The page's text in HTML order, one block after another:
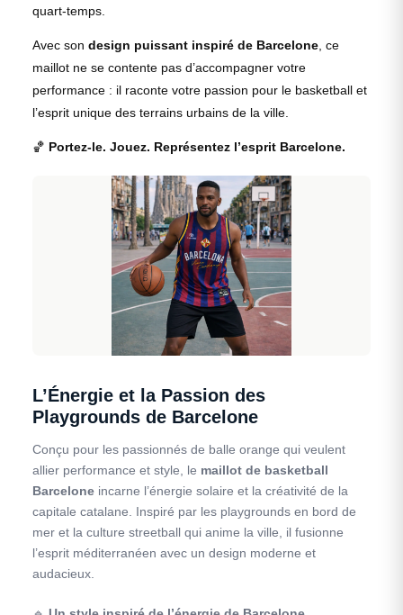
quart-temps.
Avec son design puissant inspiré de Barcelone , ce
maillot ne se contente pas d’accompagner votre
performance : il raconte votre passion pour le basketball et
l’esprit unique des terrains urbains de la ville.
🏀 Portez-le. Jouez. Représentez l’esprit Barcelone.
L’Énergie et la Passion des
Playgrounds de Barcelone
Conçu pour les passionnés de balle orange qui veulent
allier performance et style, le maillot de basketball
Barcelone incarne l’énergie solaire et la créativité de la
capitale catalane. Inspiré par les playgrounds en bord de
mer et la culture streetball qui anime la ville, il fusionne
l’esprit méditerranéen avec un design moderne et
audacieux.